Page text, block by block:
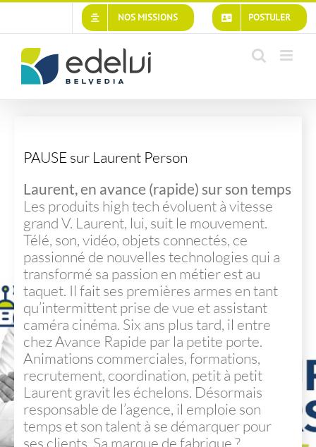
POSTULER
NOS MISSIONS
PAUSE sur Laurent Person
PAUSE sur Laurent Person
Laurent, en avance (rapide) sur son temps
Les produits high tech évoluent à vitesse
grand V. Laurent, lui, suit le mouvement.
Télé, son, vidéo, objets connectés, ce
passionné de nouvelles technologies qui a
transformé sa passion en métier est au
taquet. Il fait ses premières armes en tant
qu’intermittent prise de vue et assistant
caméra cinéma. Six ans plus tard, il entre
chez Avance Rapide par la petite porte.
Animations commerciales, formations,
recrutement, coordination, petit à petit
Laurent gravit les échelons. Désormais
responsable de l’agence, il emploie son
temps et son talent à se démarquer pour
ses clients. Sa marque de fabrique ?